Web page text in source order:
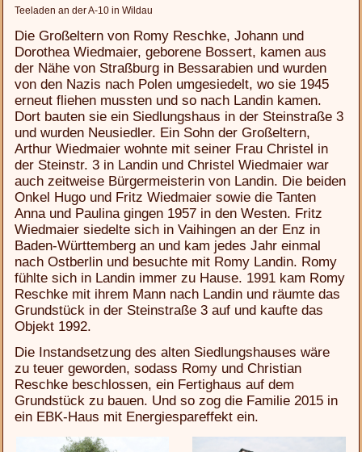
Teeladen an der A-10 in Wildau
Die Großeltern von Romy Reschke, Johann und
Dorothea Wiedmaier, geborene Bossert, kamen aus
der Nähe von Straßburg in Bessarabien und wurden
von den Nazis nach Polen umgesiedelt, wo sie 1945
erneut fliehen mussten und so nach Landin kamen.
Dort bauten sie ein Siedlungshaus in der Steinstraße 3
und wurden Neusiedler. Ein Sohn der Großeltern,
Arthur Wiedmaier wohnte mit seiner Frau Christel in
der Steinstr. 3 in Landin und Christel Wiedmaier war
auch zeitweise Bürgermeisterin von Landin. Die beiden
Onkel Hugo und Fritz Wiedmaier sowie die Tanten
Anna und Paulina gingen 1957 in den Westen. Fritz
Wiedmaier siedelte sich in Vaihingen an der Enz in
Baden-Württemberg an und kam jedes Jahr einmal
nach Ostberlin und besuchte mit Romy Landin. Romy
fühlte sich in Landin immer zu Hause. 1991 kam Romy
Reschke mit ihrem Mann nach Landin und räumte das
Grundstück in der Steinstraße 3 auf und kaufte das
Objekt 1992.
Die Instandsetzung des alten Siedlungshauses wäre
zu teuer geworden, sodass Romy und Christian
Reschke beschlossen, ein Fertighaus auf dem
Grundstück zu bauen. Und so zog die Familie 2015 in
ein EBK-Haus mit Energiespareffekt ein.